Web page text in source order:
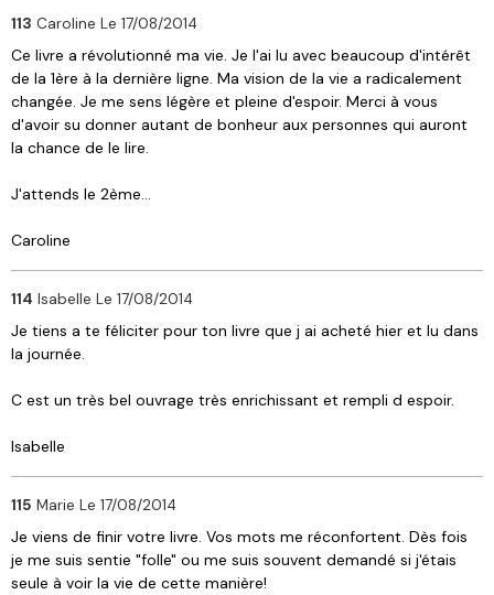
113 Caroline Le 17/08/2014
Ce livre a révolutionné ma vie. Je l'ai lu avec beaucoup d'intérêt
de la 1ère à la dernière ligne. Ma vision de la vie a radicalement
changée. Je me sens légère et pleine d'espoir. Merci à vous
d'avoir su donner autant de bonheur aux personnes qui auront
la chance de le lire.
J'attends le 2ème...
Caroline
114 Isabelle Le 17/08/2014
Je tiens a te féliciter pour ton livre que j ai acheté hier et lu dans
la journée.
C est un très bel ouvrage très enrichissant et rempli d espoir.
Isabelle
115 Marie Le 17/08/2014
Je viens de finir votre livre. Vos mots me réconfortent. Dès fois
je me suis sentie "folle" ou me suis souvent demandé si j'étais
seule à voir la vie de cette manière!